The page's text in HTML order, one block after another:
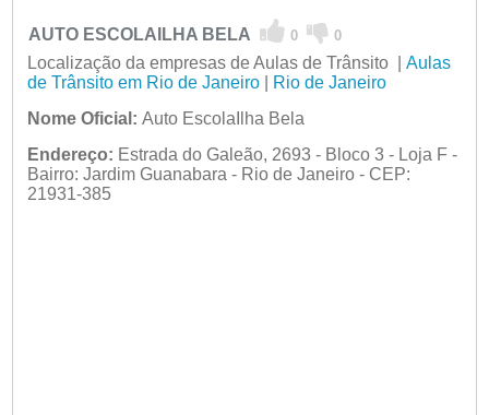
AUTO ESCOLAILHA BELA 0 0
Localização da empresas de Aulas de Trânsito | Aulas
de Trânsito em Rio de Janeiro|
Rio de Janeiro
Nome Oficial: Auto EscolaIlha Bela
Endereço: Estrada do Galeão, 2693 - Bloco 3 - Loja F -
Bairro: Jardim Guanabara - Rio de Janeiro - CEP:
21931-385